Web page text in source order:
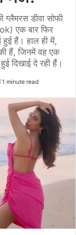
डीवा सोफी
एक बार फिर
हैं। हाल ही में,
हैं, जिनमें वह एक
दिखाई दे रही हैं।
1 minute read